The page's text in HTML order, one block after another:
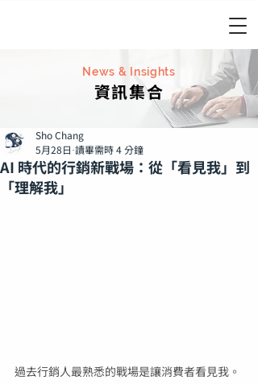
News & Insights
資訊集合
AI 時代的行銷新戰場：從「看見我」到
「理解我」
Sho Chang
5月28日 讀畢需時 4 分鐘
過去行銷人最熟悉的戰場是讓消費者看見我。